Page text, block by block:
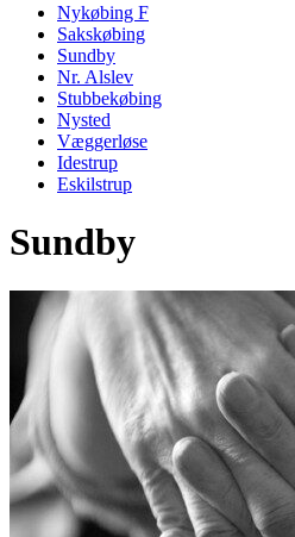
Nykøbing F
Sakskøbing
Sundby
Nr. Alslev
Stubbekøbing
Nysted
Væggerløse
Idestrup
Eskilstrup
Sundby